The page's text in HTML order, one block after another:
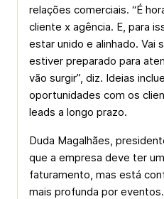
relações comerciais. “É
cliente x agência. E, para
estar unido e alinhado. Vai
estiver preparado para
vão surgir”, diz. Ideias
oportunidades com os
leads a longo prazo.
Duda Magalhães,
que a empresa deve ter
faturamento, mas está
mais profunda por